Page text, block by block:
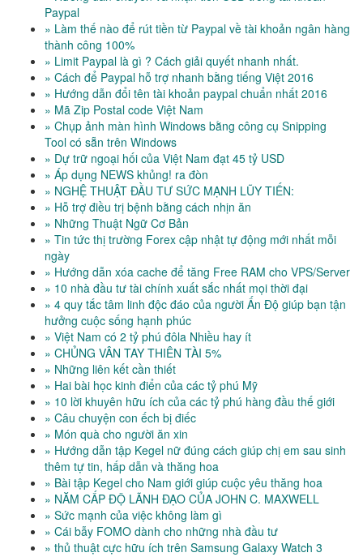
Paypal
» Làm thế nào để rút tiền từ Paypal về tài khoản ngân hàng
thành công 100%
» Limit Paypal là gì ? Cách giải quyết nhanh nhất.
» Cách để Paypal hỗ trợ nhanh bằng tiếng Việt 2016
» Hướng dẫn đổi tên tài khoản paypal chuẩn nhất 2016
» Mã Zip Postal code Việt Nam
» Chụp ảnh màn hình Windows bằng công cụ Snipping
Tool có sẵn trên Windows
» Dự trữ ngoại hối của Việt Nam đạt 45 tỷ USD
» Áp dụng NEWS khủng! ra đòn
» NGHỆ THUẬT ĐẦU TƯ SỨC MẠNH LŨY TIẾN:
» Hỗ trợ điều trị bệnh bằng cách nhịn ăn
» Những Thuật Ngữ Cơ Bản
» Tin tức thị trường Forex cập nhật tự động mới nhất mỗi
ngày
» Hướng dẫn xóa cache để tăng Free RAM cho VPS/Server
» 10 nhà đầu tư tài chính xuất sắc nhất mọi thời đại
» 4 quy tắc tâm linh độc đáo của người Ấn Độ giúp bạn tận
hưởng cuộc sống hạnh phúc
» Việt Nam có 2 tỷ phú đôla Nhiều hay ít
» CHỦNG VÂN TAY THIÊN TÀI 5%
» Những liên kết cần thiết
» Hai bài học kinh điển của các tỷ phú Mỹ
» 10 lời khuyên hữu ích của các tỷ phú hàng đầu thế giới
» Câu chuyện con ếch bị điếc
» Món quà cho người ăn xin
» Hướng dẫn tập Kegel nữ đúng cách giúp chị em sau sinh
thêm tự tin, hấp dẫn và thăng hoa
» Bài tập Kegel cho Nam giới giúp cuộc yêu thăng hoa
» NĂM CẤP ĐỘ LÃNH ĐẠO CỦA JOHN C. MAXWELL
» Sức mạnh của việc không làm gì
» Cái bẫy FOMO dành cho những nhà đầu tư
» thủ thuật cực hữu ích trên Samsung Galaxy Watch 3